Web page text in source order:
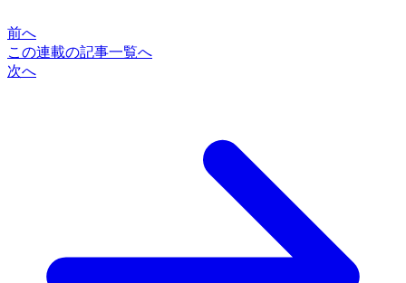
前へ
この連載の記事一覧へ
次へ